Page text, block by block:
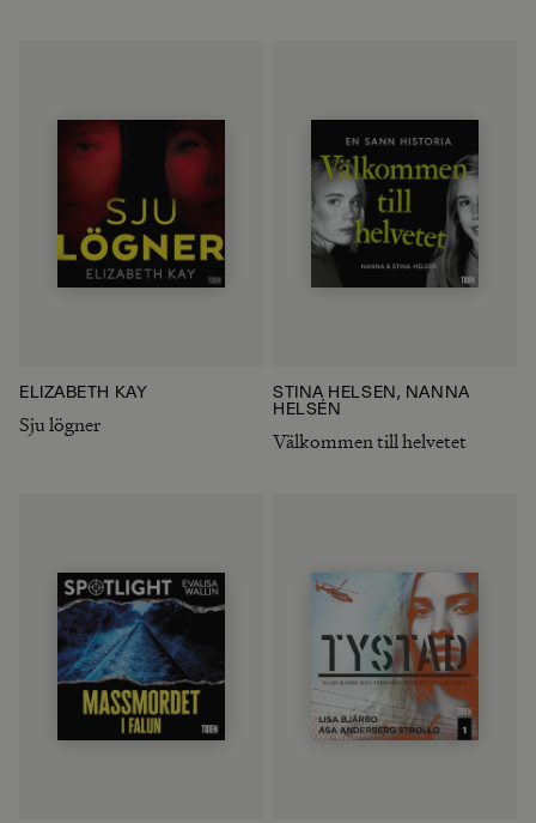
ELIZABETH KAY
Sju lögner
STINA HELSÉN, NANNA
HELSÉN
Välkommen till helvetet